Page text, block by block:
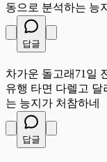
동으로 분석하는 능
답글
차가운 돌고래 71일
유행 타면 다렐고
는 능지가 처참하네
답글